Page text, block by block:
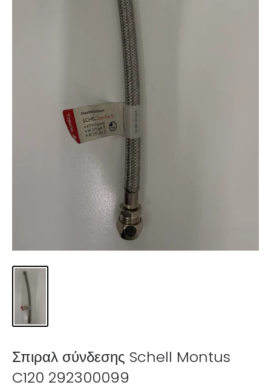
Σπιραλ σύνδεσης Schell Montus
C120 292300099